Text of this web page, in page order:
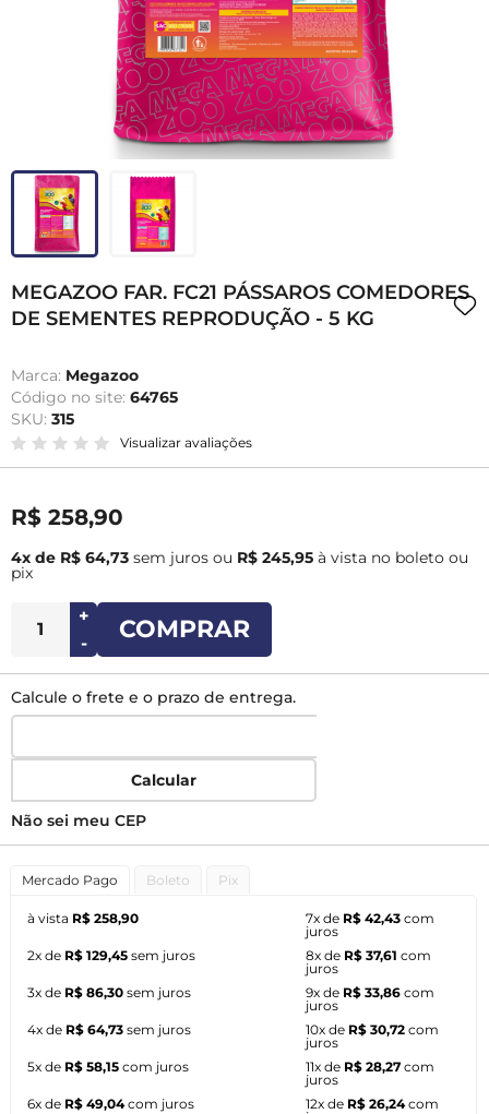
MEGAZOO FAR. FC21 PÁSSAROS COMEDORES
DE SEMENTES REPRODUÇÃO - 5 KG
Marca: Megazoo
Código no site: 64765
SKU: 315
Visualizar avaliações
R$ 258,90
4x de R$ 64,73 sem juros ou R$ 245,95 à vista no boleto ou
pix
+
-
COMPRAR
Calcule o frete e o prazo de entrega.
Calcular
Não sei meu CEP
Mercado Pago Boleto Pix
à vista R$ 258,90
2x de R$ 129,45 sem juros
3x de R$ 86,30 sem juros
4x de R$ 64,73 sem juros
5x de R$ 58,15 com juros
6x de R$ 49,04com juros
7x de R$ 42,43 com
juros
8x de R$ 37,61 com
juros
9x de R$ 33,86 com
juros
10x de R$ 30,72 com
juros
11x de R$ 28,27 com
juros
12x de R$ 26,24com